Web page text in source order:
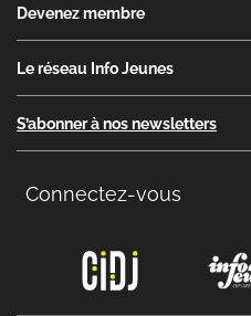
Devenez membre
Le réseau Info Jeunes
S’abonner à nos newsletters
Connectez-vous